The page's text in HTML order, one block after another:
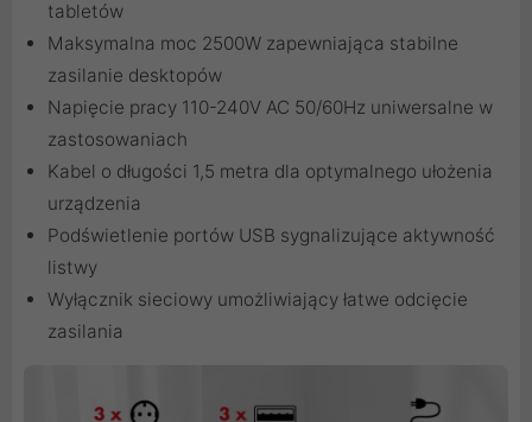
tabletów
Maksymalna moc 2500W zapewniająca stabilne
zasilanie desktopów
Napięcie pracy 110-240V AC 50/60Hz uniwersalne w
zastosowaniach
Kabel o długości 1,5 metra dla optymalnego ułożenia
urządzenia
Podświetlenie portów USB sygnalizujące aktywność
listwy
Wyłącznik sieciowy umożliwiający łatwe odcięcie
zasilania